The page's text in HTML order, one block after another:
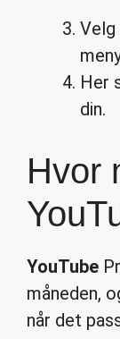
Velg
Her
din.
Hvor
YouTube
måneden,
når det